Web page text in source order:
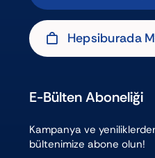
Hepsiburada
E-Bülten Aboneliği
Kampanya ve
bültenimize abone olun!